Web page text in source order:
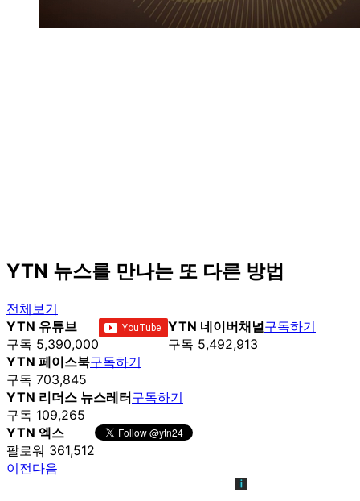
YTN 뉴스를 만나는 또 다른 방법
전체보기
YTN 유튜브
구독 5,390,000
YTN 네이버채널
구독 5,492,913
구독하기
YTN 페이스북
구독 703,845
구독하기
YTN 리더스 뉴스레터
구독 109,265
구독하기
YTN 엑스
팔로워 361,512
이전다음